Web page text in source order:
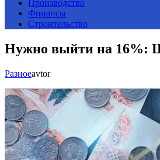
Производство
Финансы
Строительство
Нужно выйти на 16%:
Разноеavtor